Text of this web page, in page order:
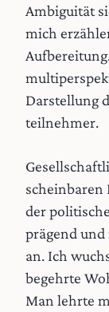
Ambiguität
mich
Darstellung
teilnehmer.
scheinbaren
der
prägend
an. Ich
begehrte
Man lehrte